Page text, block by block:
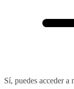
Sí, puedes acceder a